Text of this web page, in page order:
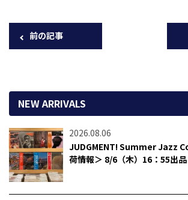
前の記事
NEW ARRIVALS
2026.08.06
JUDGMENT! Summer Jazz
荷情報＞ 8/6（木）16：55出品